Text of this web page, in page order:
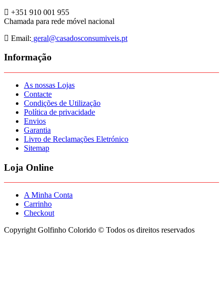
+351 910 001 955
Chamada para rede móvel nacional
Email: geral@casadosconsumiveis.pt
Informação
As nossas Lojas
Contacte
Condições de Utilização
Política de privacidade
Envios
Garantia
Livro de Reclamações Eletrónico
Sitemap
Loja Online
A Minha Conta
Carrinho
Checkout
Copyright Golfinho Colorido © Todos os direitos reservados